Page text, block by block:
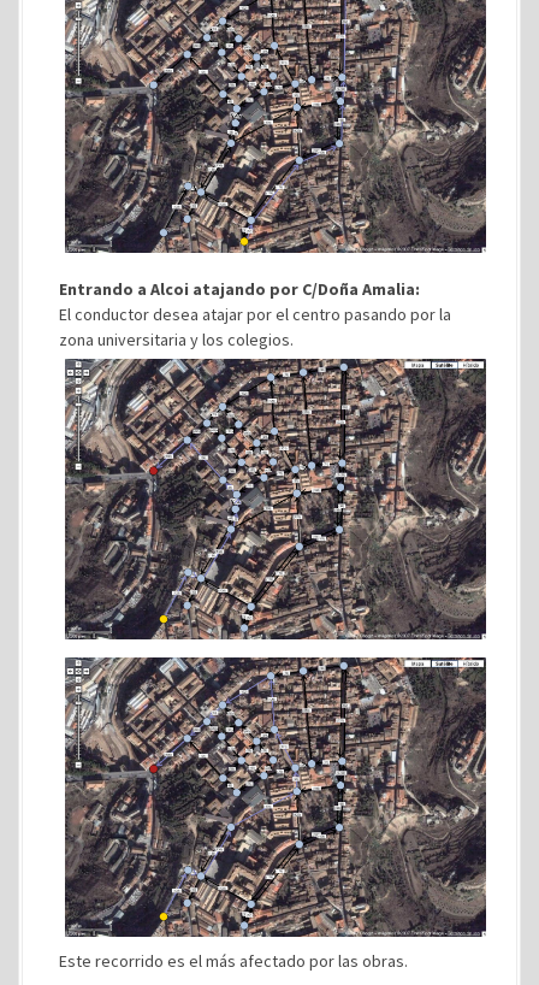
Entrando a Alcoi atajando por C/Doña Amalia:
El conductor desea atajar por el centro pasando por la
zona universitaria y los colegios.
Este recorrido es el más afectado por las obras.